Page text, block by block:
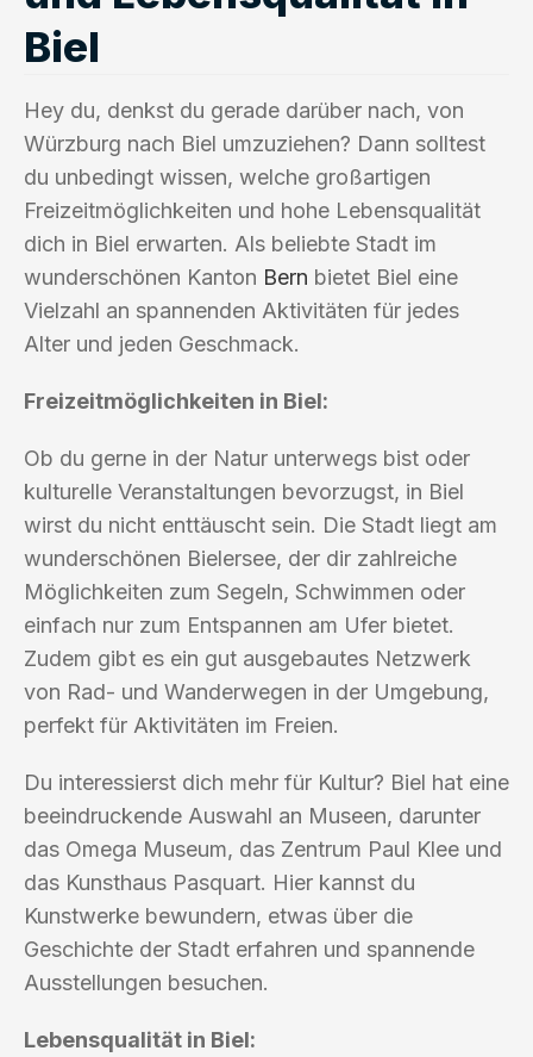
Biel
Hey du, denkst du gerade darüber nach, von
Würzburg nach Biel umzuziehen? Dann solltest
du unbedingt wissen, welche großartigen
Freizeitmöglichkeiten und hohe Lebensqualität
dich in Biel erwarten. Als beliebte Stadt im
wunderschönen Kanton Bern bietet Biel eine
Vielzahl an spannenden Aktivitäten für jedes
Alter und jeden Geschmack.
Freizeitmöglichkeiten in Biel:
Ob du gerne in der Natur unterwegs bist oder
kulturelle Veranstaltungen bevorzugst, in Biel
wirst du nicht enttäuscht sein. Die Stadt liegt am
wunderschönen Bielersee, der dir zahlreiche
Möglichkeiten zum Segeln, Schwimmen oder
einfach nur zum Entspannen am Ufer bietet.
Zudem gibt es ein gut ausgebautes Netzwerk
von Rad- und Wanderwegen in der Umgebung,
perfekt für Aktivitäten im Freien.
Du interessierst dich mehr für Kultur? Biel hat eine
beeindruckende Auswahl an Museen, darunter
das Omega Museum, das Zentrum Paul Klee und
das Kunsthaus Pasquart. Hier kannst du
Kunstwerke bewundern, etwas über die
Geschichte der Stadt erfahren und spannende
Ausstellungen besuchen.
Lebensqualität in Biel: